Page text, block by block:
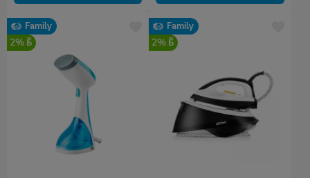
Family
2%
Family
2%